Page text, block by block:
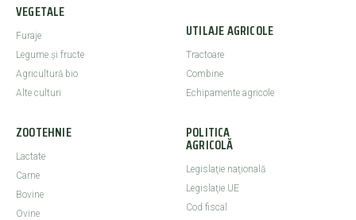
VEGETALE
Furaje
Legume şi fructe
Agricultură bio
Alte culturi
UTILAJE AGRICOLE
Tractoare
Combine
Echipamente agricole
ZOOTEHNIE
Lactate
Carne
Bovine
Ovine
POLITICA
AGRICOLĂ
Legislaţie naţională
Legislaţie UE
Cod fiscal